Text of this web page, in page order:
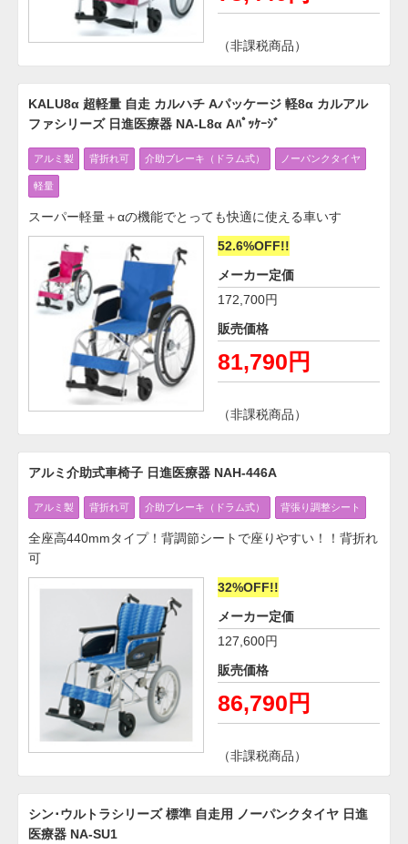
（非課税商品）
KALU8α 超軽量 自走 カルハチ Aパッケージ 軽8α カルアル
ファシリーズ 日進医療器 NA-L8α Aﾊﾟｯｹｰｼﾞ
アルミ製 背折れ可 介助ブレーキ（ドラム式） ノーパンクタイヤ
軽量
スーパー軽量＋αの機能でとっても快適に使える車いす
52.6%OFF!!
メーカー定価
172,700円
販売価格
81,790円
（非課税商品）
アルミ介助式車椅子 日進医療器 NAH-446A
アルミ製 背折れ可 介助ブレーキ（ドラム式） 背張り調整シート
全座高440mmタイプ！背調節シートで座りやすい！！背折れ
可
32%OFF!!
メーカー定価
127,600円
販売価格
86,790円
（非課税商品）
シン･ウルトラシリーズ 標準 自走用 ノーパンクタイヤ 日進
医療器 NA-SU1